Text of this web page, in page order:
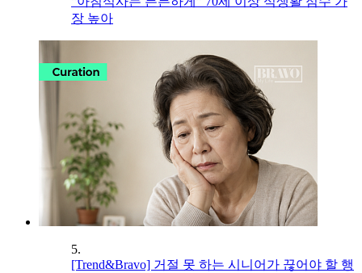
장 높아
5.
[Trend&Bravo] 거절 못 하는 시니어가 끊어야 할 행